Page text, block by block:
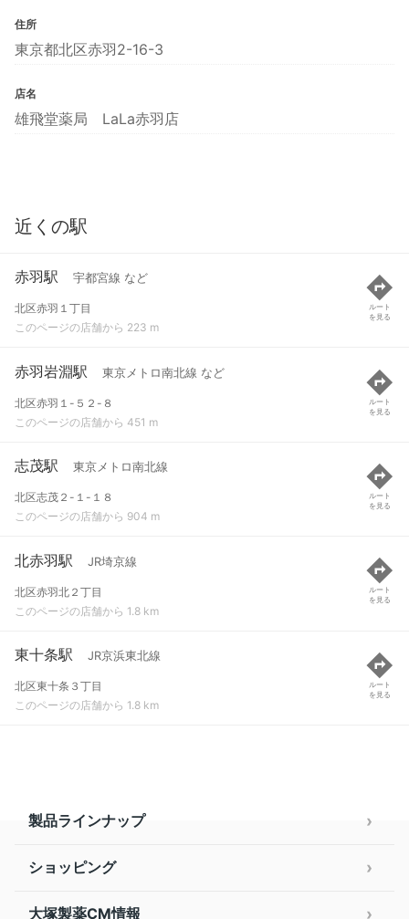
住所
東京都北区赤羽2-16-3
店名
雄飛堂薬局 LaLa赤羽店
近くの駅
赤羽駅 宇都宮線 など
北区赤羽１丁目
このページの店舗から 223 m
ルート
を見る
赤羽岩淵駅 東京メトロ南北線 など
北区赤羽１-５２-８
このページの店舗から 451 m
ルート
を見る
志茂駅 東京メトロ南北線
北区志茂２-１-１８
このページの店舗から 904 m
ルート
を見る
北赤羽駅 JR埼京線
北区赤羽北２丁目
このページの店舗から 1.8 km
ルート
を見る
東十条駅 JR京浜東北線
北区東十条３丁目
このページの店舗から 1.8 km
ルート
を見る
製品ラインナップ
ショッピング
大塚製薬CM情報